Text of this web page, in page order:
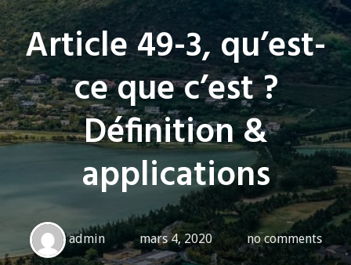
Nous contacter
Article 49-3, qu’est-
ce que c’est ?
Définition &
applications
admin mars 4, 2020 no comments